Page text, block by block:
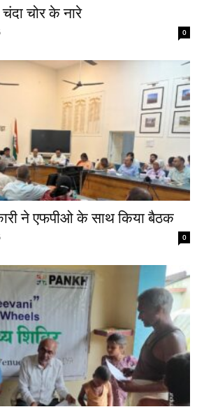
चोर के नारे
0
ने एफपीओ के साथ किया बैठक
0